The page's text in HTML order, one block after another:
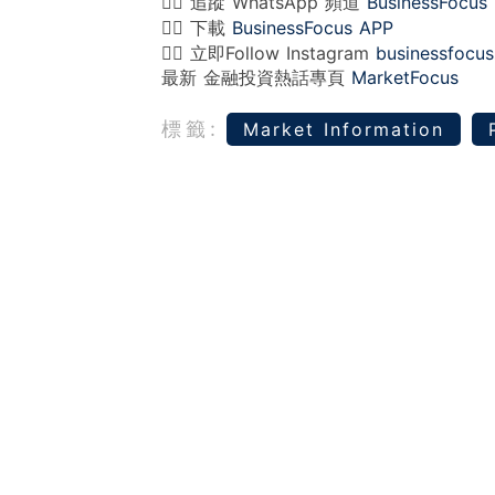
👉🏻 下載 BusinessFocus APP
👉🏻 立即Follow Instagram
最新 金融投資熱話專頁 MarketFocus
標籤: Market Information